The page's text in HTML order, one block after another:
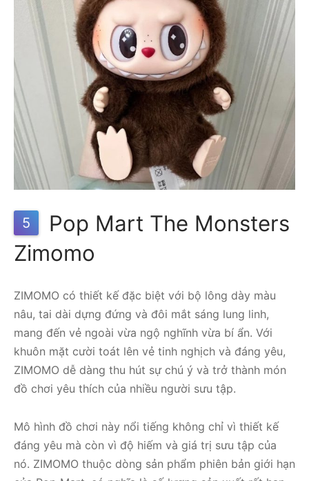
5
Pop Mart The Monsters
Zimomo
ZIMOMO có thiết kế đặc biệt với bộ lông dày màu
nâu, tai dài dựng đứng và đôi mắt sáng lung linh,
mang đến vẻ ngoài vừa ngộ nghĩnh vừa bí ẩn. Với
khuôn mặt cười toát lên vẻ tinh nghịch và đáng yêu,
ZIMOMO dễ dàng thu hút sự chú ý và trở thành món
đồ chơi yêu thích của nhiều người sưu tập.
Mô hình đồ chơi này nổi tiếng không chỉ vì thiết kế
đáng yêu mà còn vì độ hiếm và giá trị sưu tập của
nó. ZIMOMO thuộc dòng sản phẩm phiên bản giới hạn